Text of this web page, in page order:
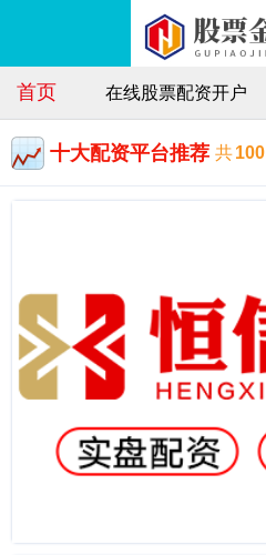
首页 在线股票配资开户
十大配资平台推荐 共100